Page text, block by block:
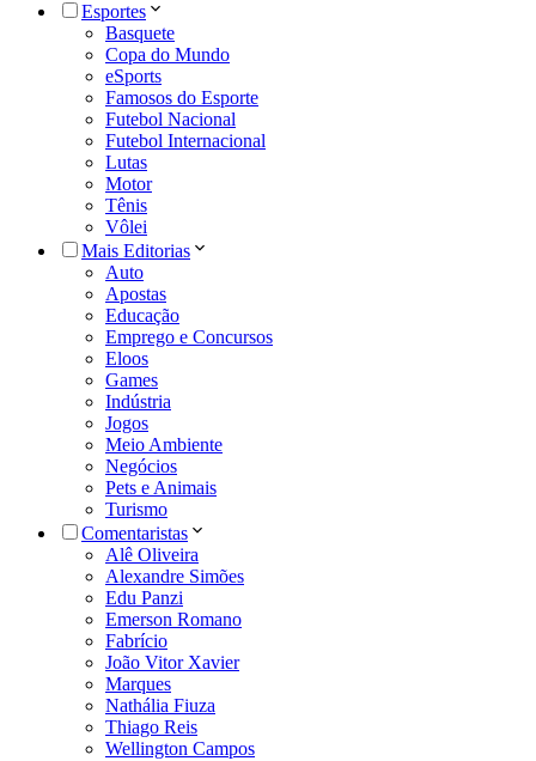
Esportes
Basquete
Copa do Mundo
eSports
Famosos do Esporte
Futebol Nacional
Futebol Internacional
Lutas
Motor
Tênis
Vôlei
Mais Editorias
Auto
Apostas
Educação
Emprego e Concursos
Eloos
Games
Indústria
Jogos
Meio Ambiente
Negócios
Pets e Animais
Turismo
Comentaristas
Alê Oliveira
Alexandre Simões
Edu Panzi
Emerson Romano
Fabrício
João Vitor Xavier
Marques
Nathália Fiuza
Thiago Reis
Wellington Campos